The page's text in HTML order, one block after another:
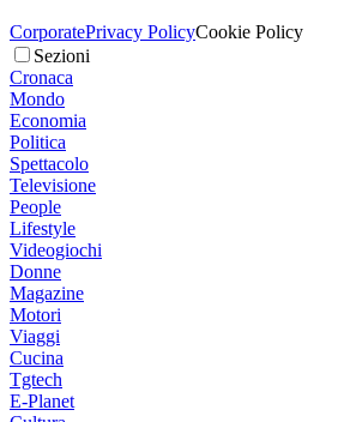
CorporatePrivacy PolicyCookie Policy
Sezioni
Cronaca
Mondo
Economia
Politica
Spettacolo
Televisione
People
Lifestyle
Videogiochi
Donne
Magazine
Motori
Viaggi
Cucina
Tgtech
E-Planet